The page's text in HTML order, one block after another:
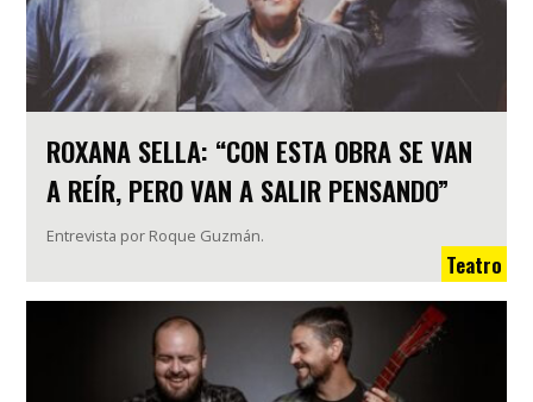
ROXANA SELLA: “CON ESTA OBRA SE VAN
A REÍR, PERO VAN A SALIR PENSANDO”
Entrevista por Roque Guzmán.
Teatro